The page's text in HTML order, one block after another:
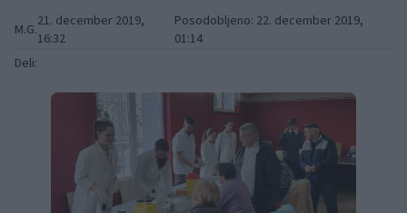
M.G.21. december 2019,
16:32
Posodobljeno: 22. december 2019,
01:14
Deli: